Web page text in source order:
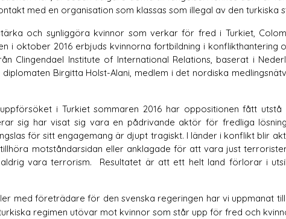
med en organisation som klassas som illegal av den turkiska
och synliggöra kvinnor som verkar för fred i Turkiet,
i oktober 2016 erbjuds kvinnorna fortbildning i konflikthantering
Clingendael Institute of International Relations, baserat i
Birgitta Holst-Alani, medlem i det nordiska
i Turkiet sommaren 2016 har oppositionen fått
sig har visat sig vara en pådrivande aktör för fredliga
för sitt engagemang är djupt tragiskt. I länder i konflikt blir
motståndarsidan eller anklagade för att vara just
vara terrorism.  Resultatet är att ett helt land förlorar i
med företrädare för den svenska regeringen har vi uppmanat
regimen utövar mot kvinnor som står upp för fred och